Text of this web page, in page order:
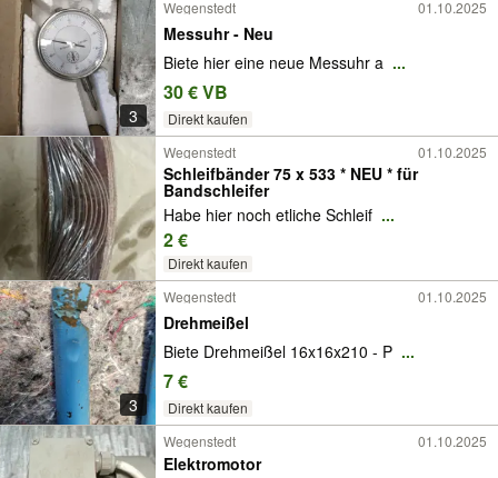
3
Wegenstedt 01.10.2025
Messuhr - Neu
Biete hier eine neue Messuhr a ...
30 € VB
Direkt kaufen
Wegenstedt
01.10.2025
Schleifbänder 75 x 533 * NEU * für
Bandschleifer
Habe hier noch etliche Schleif ...
2 €
Direkt kaufen
3
Wegenstedt 01.10.2025
Drehmeißel
Biete Drehmeißel 16x16x210 - P ...
7 €
Direkt kaufen
Wegenstedt 01.10.2025
Elektromotor